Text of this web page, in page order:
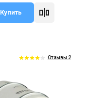
Купить
Отзывы 2